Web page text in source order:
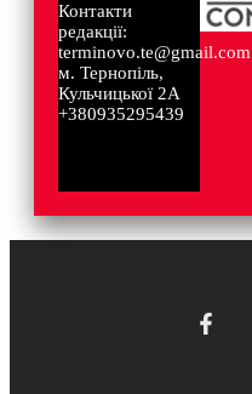
Контакти
редакції:
terminovo.te@gmail.com
м. Тернопіль,
Кульчицької 2А
+380935295439